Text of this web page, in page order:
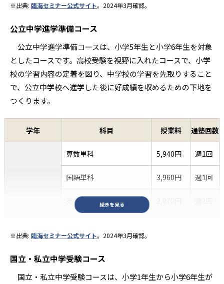
※出典: 臨海セミナー公式サイト。2024年3月確認。
公立中学進学準備コース
公立中学進学準備コースは、小学5年生と小学6年生を対象
としたコースです。高校受験を視野に入れたコースで、小学
校の学習内容の定着を図り、中学校の学習を先取りすること
で、公立中学校へ進学した後に好成績を収めるための下地を
つくります。
続きを見る
学年 科目 授業料 通塾回数
算数単科 5,940円 週1回
国語単科 3,960円 週1回
英語単科
※出典: 臨海セミナー公式サイト。2024年3月確認。
国立・私立中学受験コース
国立・私立中学受験コースは、小学1年生から小学6年生が